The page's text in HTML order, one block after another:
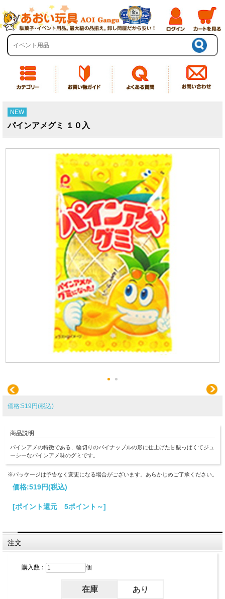
NEW
パインアメグミ １０入
価格:519円(税込)
商品説明
パインアメの特徴である、輪切りのパイナップルの形に仕上げた甘酸っぱくてジュ
ーシーなパインアメ味のグミです。
※パッケージは予告なく変更になる場合がございます。あらかじめご了承ください。
価格:519円(税込)
[ポイント還元 5ポイント～]
注文
購入数： 個
在庫 あり